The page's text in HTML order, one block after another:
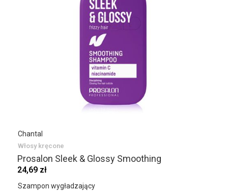
Chantal
Włosy kręcone
Prosalon Sleek & Glossy Smoothing
24,69 zł
Szampon wygładzający